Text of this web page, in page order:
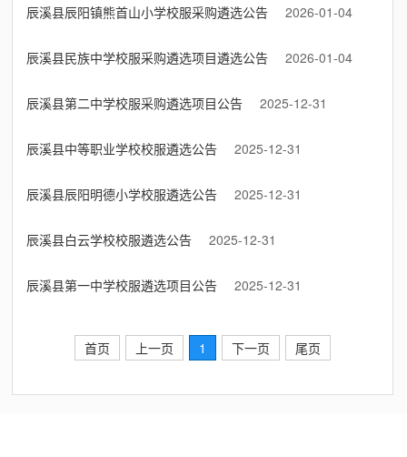
辰溪县辰阳镇熊首山小学校服采购遴选公告 2026-01-04
辰溪县民族中学校服采购遴选项目遴选公告 2026-01-04
辰溪县第二中学校服采购遴选项目公告 2025-12-31
辰溪县中等职业学校校服遴选公告 2025-12-31
辰溪县辰阳明德小学校服遴选公告 2025-12-31
辰溪县白云学校校服遴选公告 2025-12-31
辰溪县第一中学校服遴选项目公告 2025-12-31
首页 上一页 1 下一页 尾页